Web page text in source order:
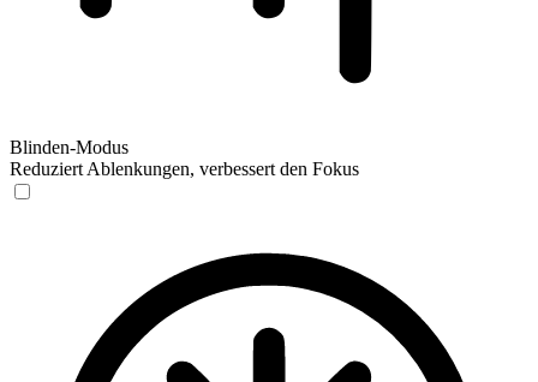
Blinden-Modus
Reduziert Ablenkungen, verbessert den Fokus